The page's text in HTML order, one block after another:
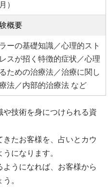
）
概要
ーの基礎知識／心理的スト
スが招く特徴的症状／心理
ための治療法／治療に関し
法／内部的治療法 など
や技術を身につけられる資
たお客様を、占いとカウ
になります。
うになれば、お客様から
。